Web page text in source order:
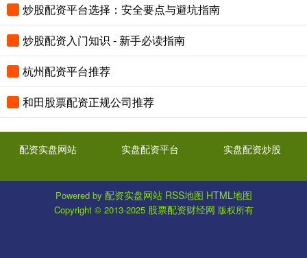
炒股配资平台选择：安全要点与避坑指南
炒股配资入门知识 - 新手必读指南
杭州配资平台推荐
和田股票配资正规公司推荐
配资实盘网站 实盘配资平台 实盘配资炒股
Powered by 配资实盘网站 RSS地图 HTML地图
Copyright © 2013-2025 股票配资财经网 版权所有